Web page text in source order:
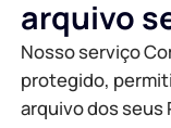
arquivo
Nosso serviço
protegido,
arquivo dos seus